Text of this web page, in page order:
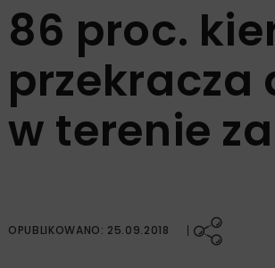
86 proc.
przekracza
w terenie
OPUBLIKOWANO: 25.09.2018